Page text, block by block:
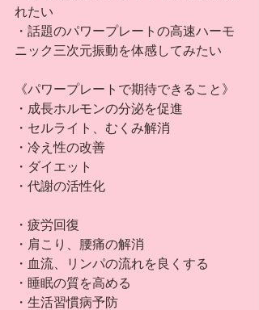
れたい
・話題のパワープレートの高速ハーモ
ニック三次元振動を体感してみたい
《パワープレートで期待できること》
・成長ホルモンの分泌を促進
・セルライト、むくみ解消
・冷え性の改善
・ダイエット
・代謝の活性化
・疲労回復
・肩こり、腰痛の解消
・血流、リンパの流れを良くする
・睡眠の質を高める
・生活習慣病予防